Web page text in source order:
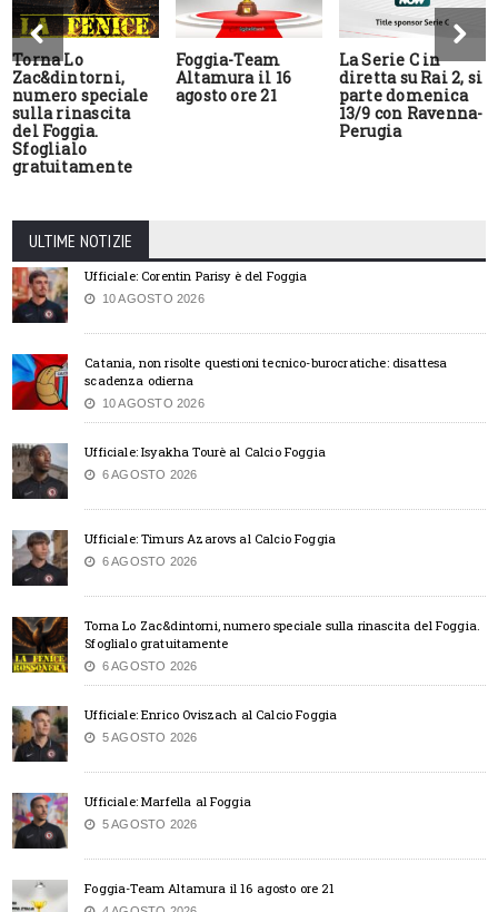
Torna Lo
Zac&dintorni,
numero speciale
sulla rinascita
del Foggia.
Sfoglialo
gratuitamente
Foggia-Team
Altamura il 16
agosto ore 21
La Serie C in
diretta su Rai 2, si
parte domenica
13/9 con Ravenna-
Perugia
ULTIME NOTIZIE
Ufficiale: Corentin Parisy è del Foggia
10 AGOSTO 2026
Catania, non risolte questioni tecnico-burocratiche: disattesa
scadenza odierna
10 AGOSTO 2026
Ufficiale: Isyakha Tourè al Calcio Foggia
6 AGOSTO 2026
Ufficiale: Timurs Azarovs al Calcio Foggia
6 AGOSTO 2026
Torna Lo Zac&dintorni, numero speciale sulla rinascita del Foggia.
Sfoglialo gratuitamente
6 AGOSTO 2026
Ufficiale: Enrico Oviszach al Calcio Foggia
5 AGOSTO 2026
Ufficiale: Marfella al Foggia
5 AGOSTO 2026
Foggia-Team Altamura il 16 agosto ore 21